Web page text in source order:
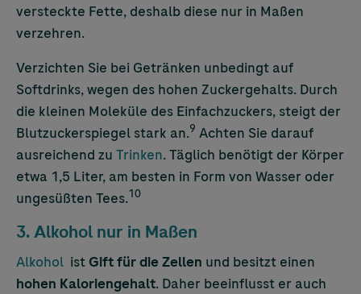
versteckte Fette, deshalb diese nur in Maßen
verzehren.
Verzichten Sie bei Getränken unbedingt auf
Softdrinks, wegen des hohen Zuckergehalts. Durch
die kleinen Moleküle des Einfachzuckers, steigt der
Blutzuckerspiegel stark an.9 Achten Sie darauf
ausreichend zu Trinken. Täglich benötigt der Körper
etwa 1,5 Liter, am besten in Form von Wasser oder
ungesüßten Tees.10
3. Alkohol nur in Maßen
Alkohol istGift für die Zellen und besitzt einen
hohen Kaloriengehalt. Daher beeinflusst er auch